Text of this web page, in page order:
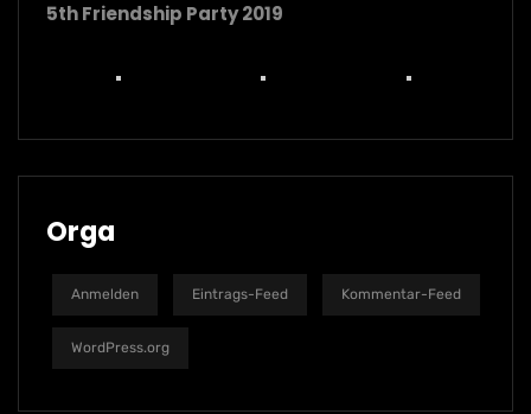
5th Friendship Party 2019
Orga
Anmelden Eintrags-Feed Kommentar-Feed
WordPress.org